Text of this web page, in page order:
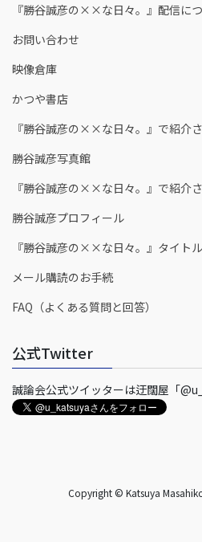
『勝谷誠彦の××な日々。』配信に
お問い合わせ
映像倉庫
かつや書店
『勝谷誠彦の××な日々。』で紹介
勝谷誠彦写真館
『勝谷誠彦の××な日々。』で紹介
勝谷誠彦プロフィール
『勝谷誠彦の××な日々。』タイト
メール購読のお手続
FAQ（よくある質問と回答）
公式Twitter
誠論会公式ツイッターは迂闊屋「
Copyright © Katsuya